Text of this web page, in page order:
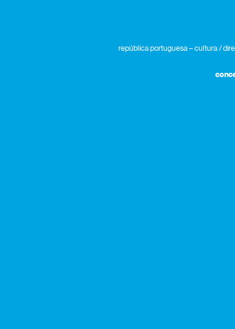
república portuguesa – cultura /